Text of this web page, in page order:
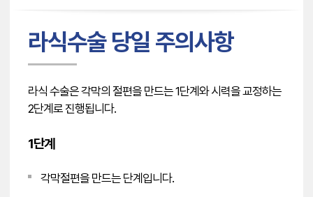
라식수술 당일 주의사항
라식 수술은 각막의 절편을 만드는 1단계와 시력을 교정하는
2단계로 진행됩니다.
1단계
각막절편을 만드는 단계입니다.